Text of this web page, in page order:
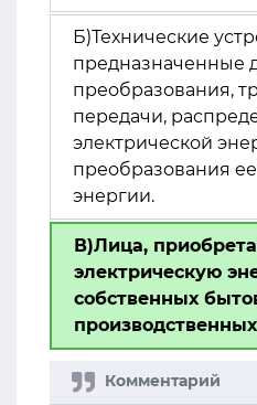
Б)Технические
предназначенные
преобразования,
передачи,
электрической
преобразования
энергии.
В)Лица,
электрическую
собственных